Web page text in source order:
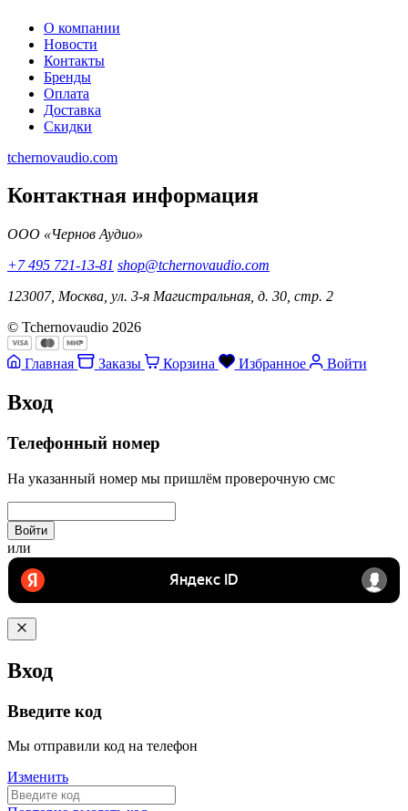
О компании
Новости
Контакты
Бренды
Оплата
Доставка
Скидки
tchernovaudio.com
Контактная информация
ООО «Чернов Аудио»
+7 495 721-13-81 shop@tchernovaudio.com
123007, Москва, ул. 3-я Магистральная, д. 30, стр. 2
© Tchernovaudio 2026
Главная Заказы Корзина Избранное Войти
Вход
Телефонный номер
На указанный номер мы пришлём проверочную смс
Войти
или
Вход
Введите код
Мы отправили код на телефон
Изменить